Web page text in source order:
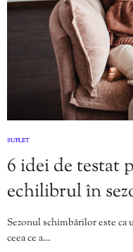
SUFLET
6 idei de testat
echilibrul în
Sezonul schimbărilor este
ceea ce a…